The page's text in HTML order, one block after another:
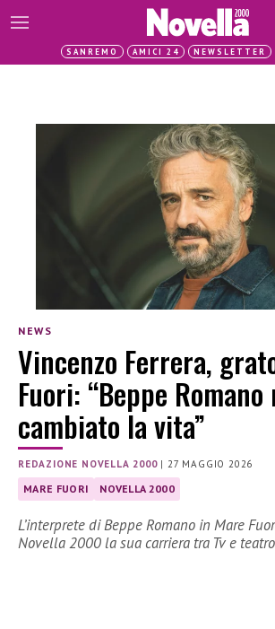
SANREMO AMICI 24 NEWSLETTER
NEWS
Vincenzo Ferrera,
Fuori: “Beppe
cambiato la vita”
REDAZIONE NOVELLA 2000|27 MAGGIO 2026
MARE FUORI NOVELLA 2000
L’interprete di Beppe Romano in Mare
Novella 2000 la sua carriera tra Tv e